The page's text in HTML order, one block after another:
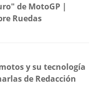
de MotoGP |
Ruedas
y su tecnología
de Redacción